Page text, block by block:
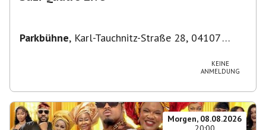
Parkbühne, Karl-Tauchnitz-Straße 28, 04107
KEINE
ANMELDUNG
Morgen, 08.08.2026